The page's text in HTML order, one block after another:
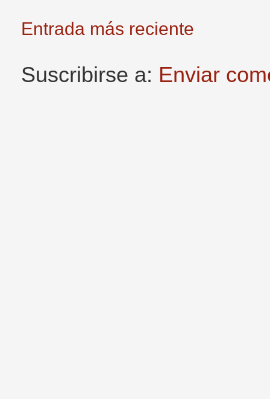
Entrada más reciente
Suscribirse a: Enviar